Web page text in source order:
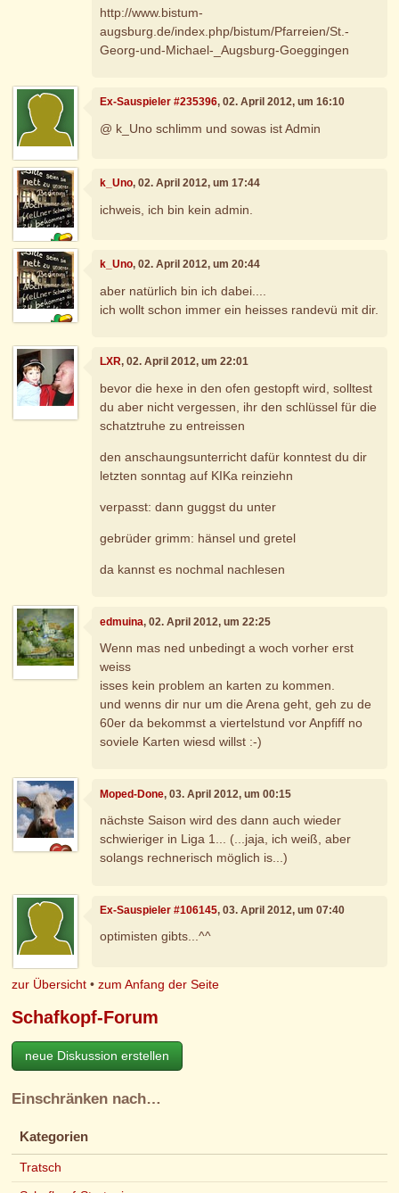
http://www.bistum-
augsburg.de/index.php/bistum/Pfarreien/St.-
Georg-und-Michael-_Augsburg-Goeggingen
Ex-Sauspieler #235396, 02. April 2012, um 16:10
@ k_Uno schlimm und sowas ist Admin
k_Uno, 02. April 2012, um 17:44
ichweis, ich bin kein admin.
k_Uno, 02. April 2012, um 20:44
aber natürlich bin ich dabei....
ich wollt schon immer ein heisses randevü mit dir.
LXR, 02. April 2012, um 22:01
bevor die hexe in den ofen gestopft wird, solltest
du aber nicht vergessen, ihr den schlüssel für die
schatztruhe zu entreissen
den anschaungsunterricht dafür konntest du dir
letzten sonntag auf KIKa reinziehn
verpasst: dann guggst du unter
gebrüder grimm: hänsel und gretel
da kannst es nochmal nachlesen
edmuina, 02. April 2012, um 22:25
Wenn mas ned unbedingt a woch vorher erst
weiss
isses kein problem an karten zu kommen.
und wenns dir nur um die Arena geht, geh zu de
60er da bekommst a viertelstund vor Anpfiff no
soviele Karten wiesd willst :-)
Moped-Done, 03. April 2012, um 00:15
nächste Saison wird des dann auch wieder
schwieriger in Liga 1... (...jaja, ich weiß, aber
solangs rechnerisch möglich is...)
Ex-Sauspieler #106145, 03. April 2012, um 07:40
optimisten gibts...^^
zur Übersicht •zum Anfang der Seite
Schafkopf-Forum
neue Diskussion erstellen
Einschränken nach…
Kategorien
Tratsch